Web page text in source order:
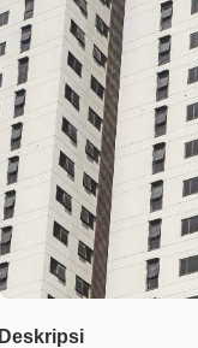
Deskripsi